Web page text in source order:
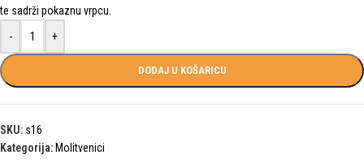
te sadrži pokaznu vrpcu.
-
+
DODAJ U KOŠARICU
SKU: s16
Kategorija: Molitvenici